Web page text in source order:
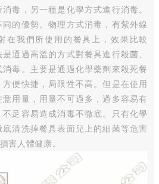
毒，另一種是化學方式進行消毒。
的優勢。物理方式消毒，有紫外線
在我們所使用的餐具上，效果比較
通過高溫的方式對餐具進行殺菌、
毒。主要是通過化學藥劑來殺死餐
便快捷，局限性不高。但是在使用
用量，用量不可過多，過多容易有
足容易造成消毒不徹底。只有化學
清洗掉餐具表面兒上的細菌等危害
害人體健康。